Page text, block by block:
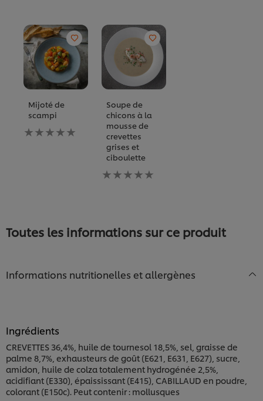
Mijoté de
scampi
Aucune
évaluation
Soupe de
chicons à la
mousse de
crevettes
grises et
ciboulette
Aucune
évaluation
Toutes les informations sur ce produit
Informations nutritionelles et allergènes
Ingrédients
CREVETTES 36,4%, huile de tournesol 18,5%, sel, graisse de
palme 8,7%, exhausteurs de goût (E621, E631, E627), sucre,
amidon, huile de colza totalement hydrogénée 2,5%,
acidifiant (E330), épaississant (E415), CABILLAUD en poudre,
colorant (E150c). Peut contenir : mollusques
Nous utilisons des cookies et techniques similaires